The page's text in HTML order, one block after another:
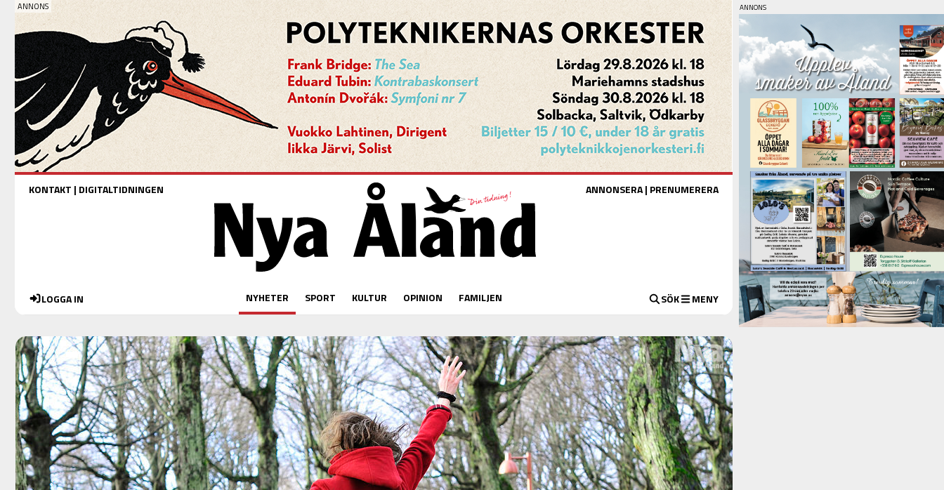
KONTAKT | DIGITALTIDNINGEN ANNONSERA| PRENUMERERA
LOGGA IN NYHETER SPORT KULTUR OPINION FAMILJEN SÖK MENY